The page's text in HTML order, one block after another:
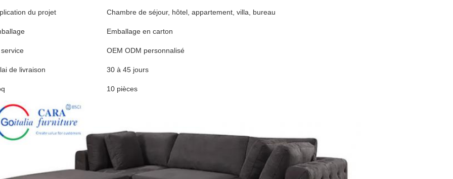
du projet Chambre de séjour, hôtel, appartement, villa, bureau
Emballage en carton
OEM ODM personnalisé
de livraison 30 à 45 jours
10 pièces